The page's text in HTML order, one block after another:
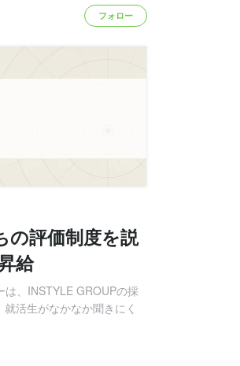
フォロー
の評価制度を説
給
、INSTYLE GROUPの採
活生がなかなか聞きにく